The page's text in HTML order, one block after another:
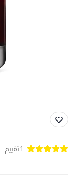
1 تقييم